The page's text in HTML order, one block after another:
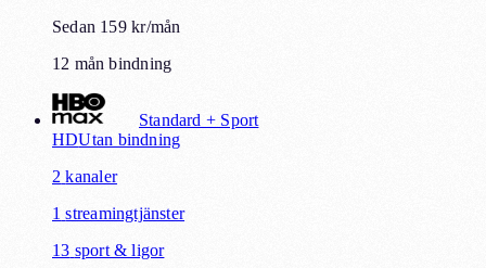
Sedan 159 kr/mån
12 mån bindning
Standard + Sport
HDUtan bindning
2 kanaler
1 streamingtjänster
13 sport & ligor